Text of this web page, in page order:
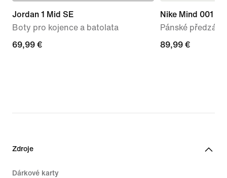
Jordan 1 Mid SE
Boty pro kojence a batolata
69,99 €
69,99 €
Nike Mind 001
Pánské
89,99 €
89,99 €
Zdroje
Dárkové karty